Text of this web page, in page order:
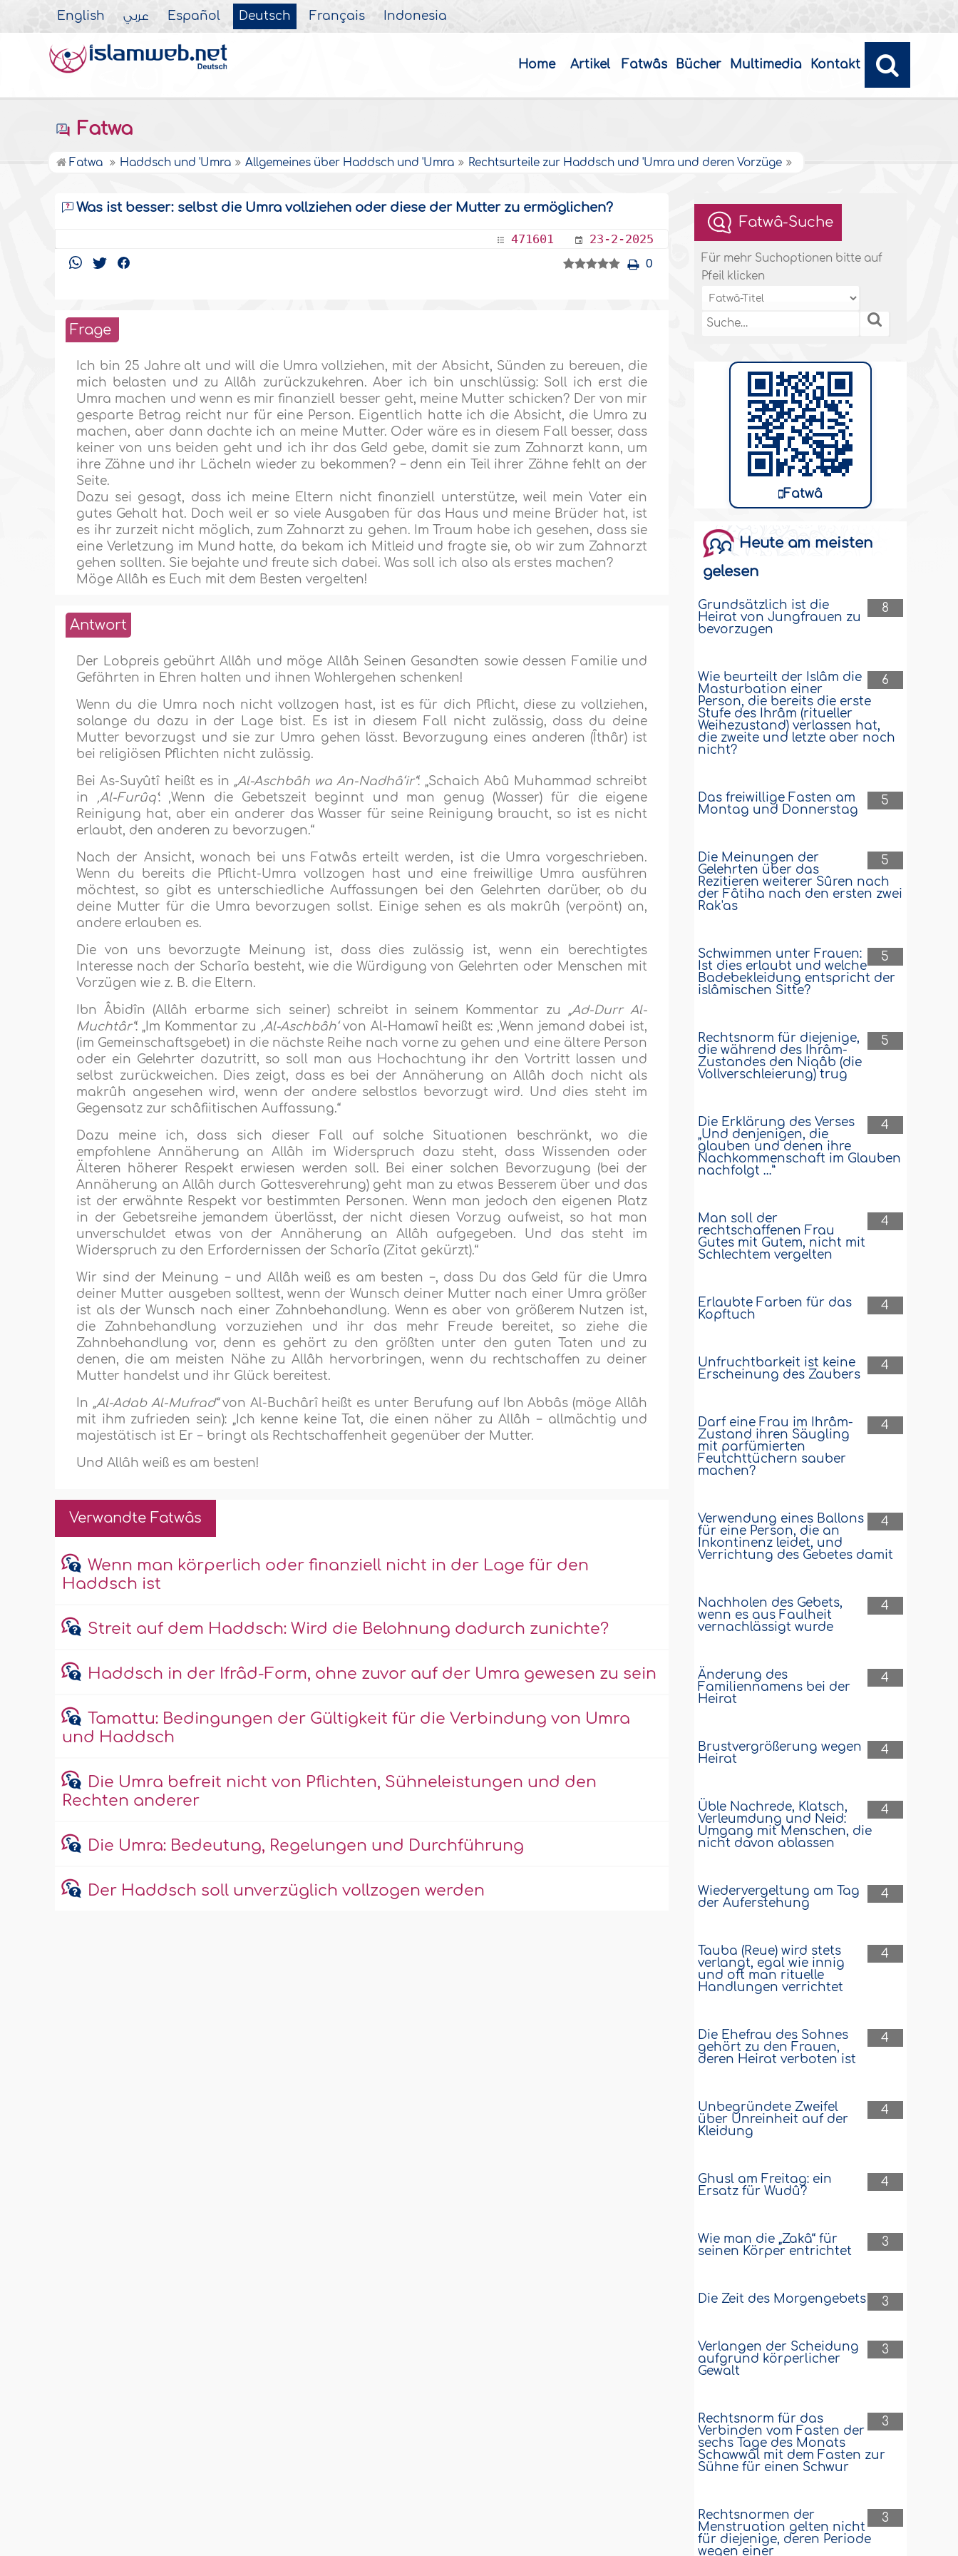
English عربي Español Deutsch Français Indonesia
Home Artikel Fatwâs Bücher Multimedia Kontakt
Fatwa
Fatwa Haddsch und 'Umra Allgemeines über Haddsch und 'Umra Rechtsurteile zur Haddsch und 'Umra und deren Vorzüge
Was ist besser: selbst die Umra vollziehen oder diese der Mutter zu ermöglichen?
471601 23-2-2025
0
Frage
Ich bin 25 Jahre alt und will die Umra vollziehen, mit der Absicht, Sünden zu bereuen, die
mich belasten und zu Allâh zurückzukehren. Aber ich bin unschlüssig: Soll ich erst die
Umra machen und wenn es mir finanziell besser geht, meine Mutter schicken? Der von mir
gesparte Betrag reicht nur für eine Person. Eigentlich hatte ich die Absicht, die Umra zu
machen, aber dann dachte ich an meine Mutter. Oder wäre es in diesem Fall besser, dass
keiner von uns beiden geht und ich ihr das Geld gebe, damit sie zum Zahnarzt kann, um
ihre Zähne und ihr Lächeln wieder zu bekommen? − denn ein Teil ihrer Zähne fehlt an der
Seite.
Dazu sei gesagt, dass ich meine Eltern nicht finanziell unterstütze, weil mein Vater ein
gutes Gehalt hat. Doch weil er so viele Ausgaben für das Haus und meine Brüder hat, ist
es ihr zurzeit nicht möglich, zum Zahnarzt zu gehen. Im Traum habe ich gesehen, dass sie
eine Verletzung im Mund hatte, da bekam ich Mitleid und fragte sie, ob wir zum Zahnarzt
gehen sollten. Sie bejahte und freute sich dabei. Was soll ich also als erstes machen?
Möge Allâh es Euch mit dem Besten vergelten!
Antwort
Der Lobpreis gebührt Allâh und möge Allâh Seinen Gesandten sowie dessen Familie und
Gefährten in Ehren halten und ihnen Wohlergehen schenken!
Wenn du die Umra noch nicht vollzogen hast, ist es für dich Pflicht, diese zu vollziehen,
solange du dazu in der Lage bist. Es ist in diesem Fall nicht zulässig, dass du deine
Mutter bevorzugst und sie zur Umra gehen lässt. Bevorzugung eines anderen (Îthâr) ist
bei religiösen Pflichten nicht zulässig.
Bei As-Suyûtî heißt es in „Al-Aschbâh wa An-Nadhâ‘ir“: „Schaich Abû Muhammad schreibt
in ‚Al-Furûq‘: ‚Wenn die Gebetszeit beginnt und man genug (Wasser) für die eigene
Reinigung hat, aber ein anderer das Wasser für seine Reinigung braucht, so ist es nicht
erlaubt, den anderen zu bevorzugen.“
Nach der Ansicht, wonach bei uns Fatwâs erteilt werden, ist die Umra vorgeschrieben.
Wenn du bereits die Pflicht-Umra vollzogen hast und eine freiwillige Umra ausführen
möchtest, so gibt es unterschiedliche Auffassungen bei den Gelehrten darüber, ob du
deine Mutter für die Umra bevorzugen sollst. Einige sehen es als makrûh (verpönt) an,
andere erlauben es.
Die von uns bevorzugte Meinung ist, dass dies zulässig ist, wenn ein berechtigtes
Interesse nach der Scharîa besteht, wie die Würdigung von Gelehrten oder Menschen mit
Vorzügen wie z. B. die Eltern.
Ibn Âbidîn (Allâh erbarme sich seiner) schreibt in seinem Kommentar zu „Ad-Durr Al-
Muchtâr“: „Im Kommentar zu ‚Al-Aschbâh‘von Al-Hamawî heißt es: ‚Wenn jemand dabei ist,
(im Gemeinschaftsgebet) in die nächste Reihe nach vorne zu gehen und eine ältere Person
oder ein Gelehrter dazutritt, so soll man aus Hochachtung ihr den Vortritt lassen und
selbst zurückweichen. Dies zeigt, dass es bei der Annäherung an Allâh doch nicht als
makrûh angesehen wird, wenn der andere selbstlos bevorzugt wird. Und dies steht im
Gegensatz zur schâfiitischen Auffassung.“
Dazu meine ich, dass sich dieser Fall auf solche Situationen beschränkt, wo die
empfohlene Annäherung an Allâh im Widerspruch dazu steht, dass Wissenden oder
Älteren höherer Respekt erwiesen werden soll. Bei einer solchen Bevorzugung (bei der
Annäherung an Allâh durch Gottesverehrung) geht man zu etwas Besserem über und das
ist der erwähnte Respekt vor bestimmten Personen. Wenn man jedoch den eigenen Platz
in der Gebetsreihe jemandem überlässt, der nicht diesen Vorzug aufweist, so hat man
unverschuldet etwas von der Annäherung an Allâh aufgegeben. Und das steht im
Widerspruch zu den Erfordernissen der Scharîa (Zitat gekürzt).“
Wir sind der Meinung − und Allâh weiß es am besten −, dass Du das Geld für die Umra
deiner Mutter ausgeben solltest, wenn der Wunsch deiner Mutter nach einer Umra größer
ist als der Wunsch nach einer Zahnbehandlung. Wenn es aber von größerem Nutzen ist,
die Zahnbehandlung vorzuziehen und ihr das mehr Freude bereitet, so ziehe die
Zahnbehandlung vor, denn es gehört zu den größten unter den guten Taten und zu
denen, die am meisten Nähe zu Allâh hervorbringen, wenn du rechtschaffen zu deiner
Mutter handelst und ihr Glück bereitest.
In „Al-Adab Al-Mufrad“von Al-Buchârî heißt es unter Berufung auf Ibn Abbâs (möge Allâh
mit ihm zufrieden sein): „Ich kenne keine Tat, die einen näher zu Allâh − allmächtig und
majestätisch ist Er − bringt als Rechtschaffenheit gegenüber der Mutter.
Und Allâh weiß es am besten!
Verwandte Fatwâs
Wenn man körperlich oder finanziell nicht in der Lage für den
Haddsch ist
Streit auf dem Haddsch: Wird die Belohnung dadurch zunichte?
Haddsch in der Ifrâd-Form, ohne zuvor auf der Umra gewesen zu sein
Tamattu: Bedingungen der Gültigkeit für die Verbindung von Umra
und Haddsch
Die Umra befreit nicht von Pflichten, Sühneleistungen und den
Rechten anderer
Die Umra: Bedeutung, Regelungen und Durchführung
Der Haddsch soll unverzüglich vollzogen werden
Fatwâ-Suche
Für mehr Suchoptionen bitte auf
Pfeil klicken
Fatwâ
Heute am meisten
gelesen
8
Grundsätzlich ist die
Heirat von Jungfrauen zu
bevorzugen
6
Wie beurteilt der Islâm die
Masturbation einer
Person, die bereits die erste
Stufe des Ihrâm (ritueller
Weihezustand) verlassen hat,
die zweite und letzte aber noch
nicht?
5
Das freiwillige Fasten am
Montag und Donnerstag
5
Die Meinungen der
Gelehrten über das
Rezitieren weiterer Sûren nach
der Fâtiha nach den ersten zwei
Rak'as
5
Schwimmen unter Frauen:
Ist dies erlaubt und welche
Badebekleidung entspricht der
islâmischen Sitte?
5
Rechtsnorm für diejenige,
die während des Ihrâm-
Zustandes den Niqâb (die
Vollverschleierung) trug
4
Die Erklärung des Verses
„Und denjenigen, die
glauben und denen ihre
Nachkommenschaft im Glauben
nachfolgt …”
4
Man soll der
rechtschaffenen Frau
Gutes mit Gutem, nicht mit
Schlechtem vergelten
4
Erlaubte Farben für das
Kopftuch
4
Unfruchtbarkeit ist keine
Erscheinung des Zaubers
4
Darf eine Frau im Ihrâm-
Zustand ihren Säugling
mit parfümierten
Feutchttüchern sauber
machen?
4
Verwendung eines Ballons
für eine Person, die an
Inkontinenz leidet, und
Verrichtung des Gebetes damit
4
Nachholen des Gebets,
wenn es aus Faulheit
vernachlässigt wurde
4
Änderung des
Familiennamens bei der
Heirat
4
Brustvergrößerung wegen
Heirat
4
Üble Nachrede, Klatsch,
Verleumdung und Neid:
Umgang mit Menschen, die
nicht davon ablassen
4
Wiedervergeltung am Tag
der Auferstehung
4
Tauba (Reue) wird stets
verlangt, egal wie innig
und oft man rituelle
Handlungen verrichtet
4
Die Ehefrau des Sohnes
gehört zu den Frauen,
deren Heirat verboten ist
4
Unbegründete Zweifel
über Unreinheit auf der
Kleidung
4
Ghusl am Freitag: ein
Ersatz für Wudû?
3
Wie man die „Zakâ“ für
seinen Körper entrichtet
3
Die Zeit des Morgengebets
3
Verlangen der Scheidung
aufgrund körperlicher
Gewalt
3
Rechtsnorm für das
Verbinden vom Fasten der
sechs Tage des Monats
Schawwâl mit dem Fasten zur
Sühne für einen Schwur
3
Rechtsnormen der
Menstruation gelten nicht
für diejenige, deren Periode
wegen einer